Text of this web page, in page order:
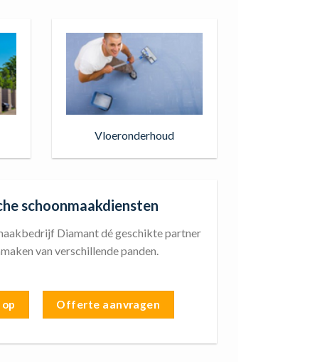
Vloeronderhoud
schoonmaakdiensten
Diamant dé geschikte partner
van verschillende panden.
Offerte aanvragen